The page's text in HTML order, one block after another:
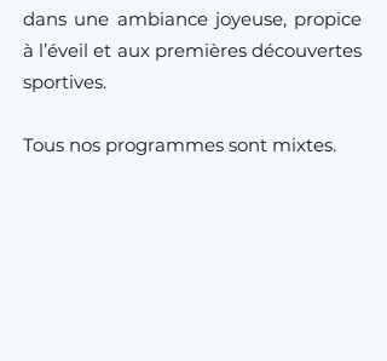
dans une ambiance joyeuse, propice
à l’éveil et aux premières découvertes
sportives.
Tous nos programmes sont mixtes.